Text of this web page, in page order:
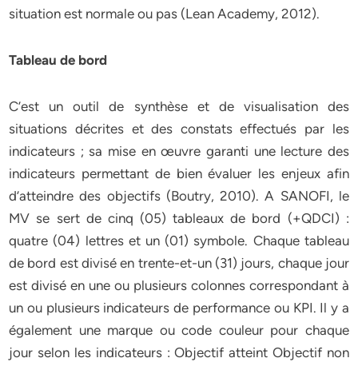
situation est normale ou pas (Lean Academy, 2012).
Tableau de bord
C’est un outil de synthèse et de visualisation des
situations décrites et des constats effectués par les
indicateurs ; sa mise en œuvre garanti une lecture des
indicateurs permettant de bien évaluer les enjeux afin
d’atteindre des objectifs (Boutry, 2010). A SANOFI, le
MV se sert de cinq (05) tableaux de bord (+QDCI) :
quatre (04) lettres et un (01) symbole. Chaque tableau
de bord est divisé en trente-et-un (31) jours, chaque jour
est divisé en une ou plusieurs colonnes correspondant à
un ou plusieurs indicateurs de performance ou KPI. Il y a
également une marque ou code couleur pour chaque
jour selon les indicateurs : Objectif atteint Objectif non